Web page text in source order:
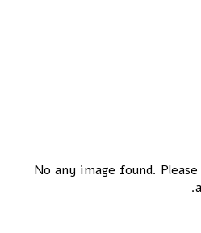
No any image found.